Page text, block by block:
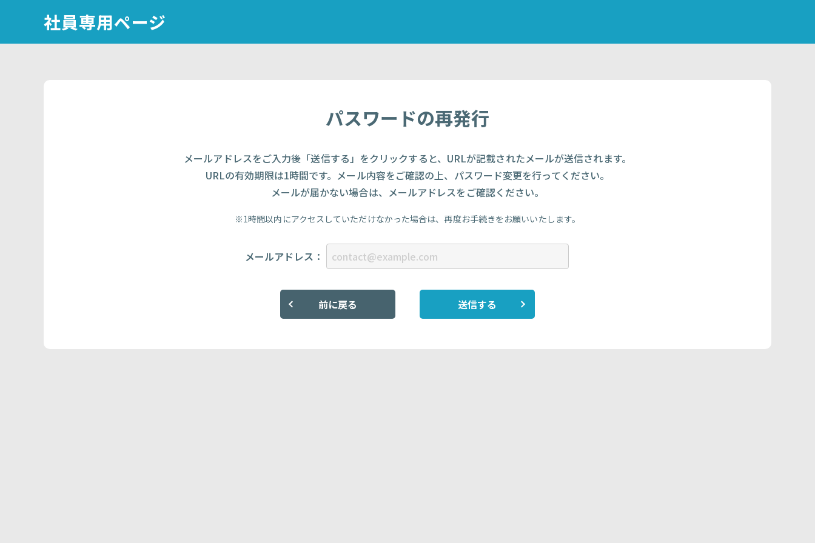
社員専用ページ
パスワードの再発行
メールアドレスをご入力後「送信する」をクリックすると、URLが記載されたメールが送信されます。
URLの有効期限は1時間です。メール内容をご確認の上、パスワード変更を行ってください。
メールが届かない場合は、メールアドレスをご確認ください。
※1時間以内にアクセスしていただけなかった場合は、再度お手続きをお願いいたします。
メールアドレス：
前に戻る 送信する